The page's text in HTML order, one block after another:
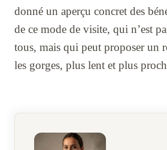
donné un aperçu concret des
de ce mode de visite, qui n’est
tous, mais qui peut proposer un
les gorges, plus lent et plus